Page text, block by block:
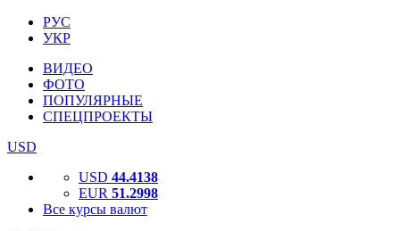
РУС
УКР
ВИДЕО
ФОТО
ПОПУЛЯРНЫЕ
СПЕЦПРОЕКТЫ
USD
USD 44.4138
EUR 51.2998
Все курсы валют